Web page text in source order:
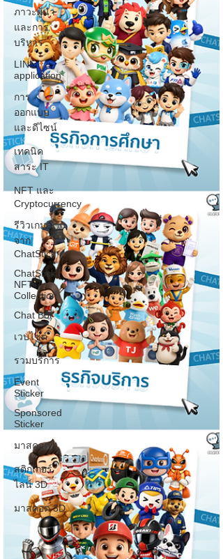
ภาวะผู้นำ
และการ
บริหาร
LINE
application
การ
ออกแบบ
และดีไซน์
เทคนิค
สาระ IT
NFT และ
Cryptocurrency
รีวิวเกมส์
จาก
ChatStick
ChatStick
NFT
Collection
Chat Bot
เวบไซต์
รวมบริการ
Event
Sticker
Sponsored
Sticker
มาสคอต
สติกเกอร์
ไลน์ 3D
มาสคอต 3D